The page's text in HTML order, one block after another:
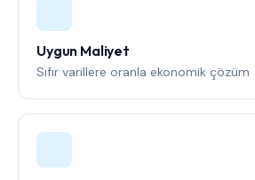
Uygun Maliyet
Sıfır varillere oranla ekonomik çözüm